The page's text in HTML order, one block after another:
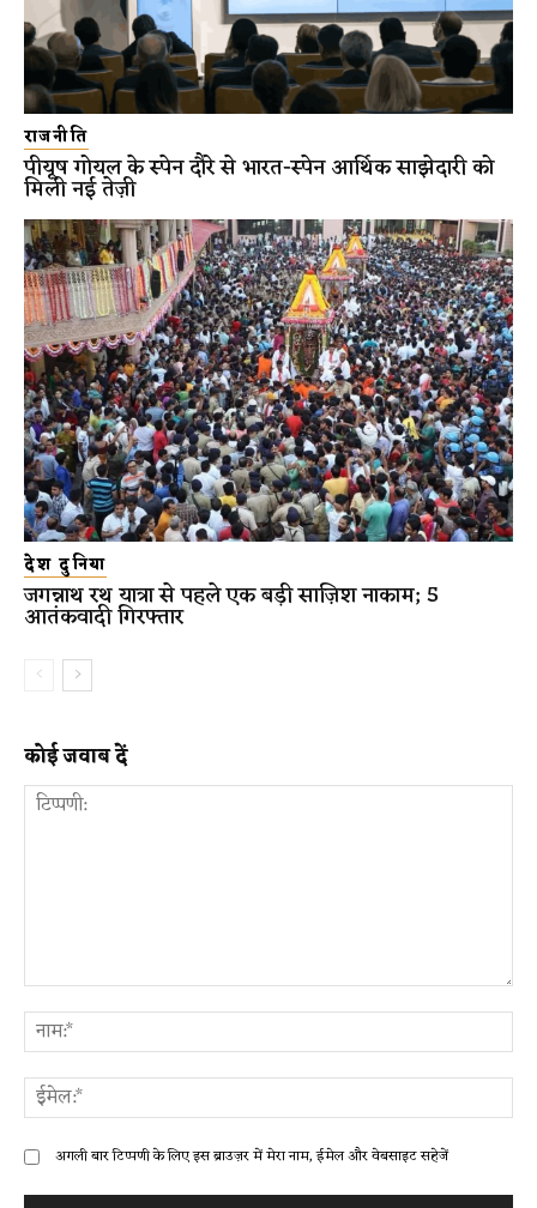
राजनीति
पीयूष गोयल के स्पेन दौरे से भारत-स्पेन आर्थिक साझेदारी को
मिली नई तेज़ी
देश दुनिया
जगन्नाथ रथ यात्रा से पहले एक बड़ी साज़िश नाकाम; 5
आतंकवादी गिरफ्तार
कोई जवाब दें
अगली बार टिप्पणी के लिए इस ब्राउज़र में मेरा नाम, ईमेल और वेबसाइट सहेजें